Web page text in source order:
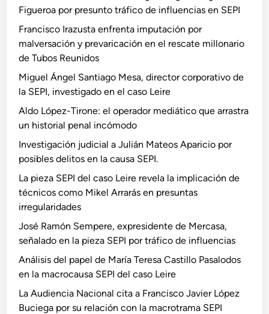
Figueroa por presunto tráfico de influencias en SEPI
Francisco Irazusta enfrenta imputación por
malversación y prevaricación en el rescate millonario
de Tubos Reunidos
Miguel Ángel Santiago Mesa, director corporativo de
la SEPI, investigado en el caso Leire
Aldo López-Tirone: el operador mediático que arrastra
un historial penal incómodo
Investigación judicial a Julián Mateos Aparicio por
posibles delitos en la causa SEPI.
La pieza SEPI del caso Leire revela la implicación de
técnicos como Mikel Arrarás en presuntas
irregularidades
José Ramón Sempere, expresidente de Mercasa,
señalado en la pieza SEPI por tráfico de influencias
Análisis del papel de María Teresa Castillo Pasalodos
en la macrocausa SEPI del caso Leire
La Audiencia Nacional cita a Francisco Javier López
Buciega por su relación con la macrotrama SEPI